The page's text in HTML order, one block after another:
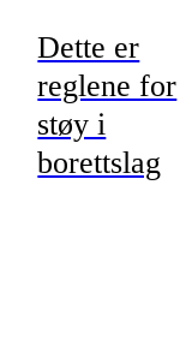
Dette er
reglene for
støy i
borettslag